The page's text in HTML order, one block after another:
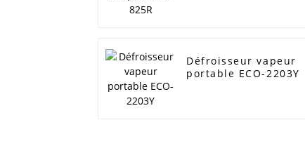
Défroisseur vapeur
portable ECO-2203Y